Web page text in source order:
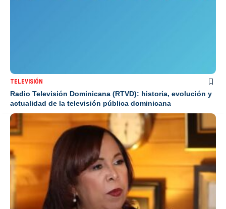
TELEVISIÓN
Radio Televisión Dominicana (RTVD): historia, evolución y
actualidad de la televisión pública dominicana